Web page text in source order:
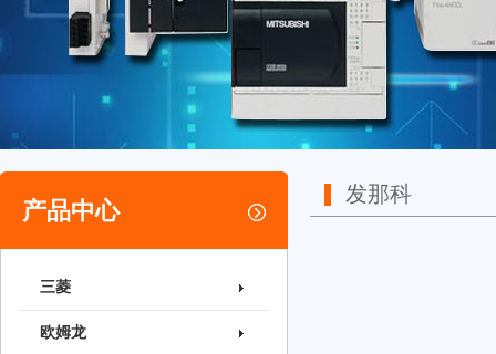
产品中心
三菱
欧姆龙
发那科